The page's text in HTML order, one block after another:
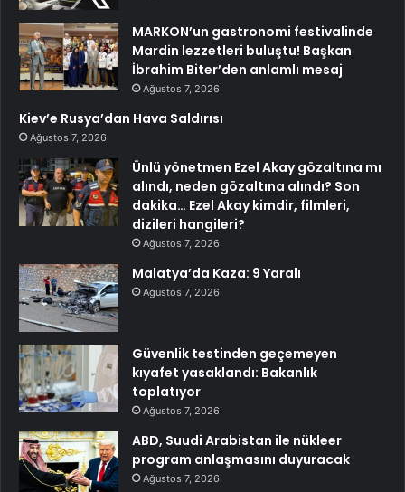
MARKON’un gastronomi festivalinde
Mardin lezzetleri buluştu! Başkan
İbrahim Biter’den anlamlı mesaj
Ağustos 7, 2026
Kiev’e Rusya’dan Hava Saldırısı
Ağustos 7, 2026
Ünlü yönetmen Ezel Akay gözaltına mı
alındı, neden gözaltına alındı? Son
dakika… Ezel Akay kimdir, filmleri,
dizileri hangileri?
Ağustos 7, 2026
Malatya’da Kaza: 9 Yaralı
Ağustos 7, 2026
Güvenlik testinden geçemeyen
kıyafet yasaklandı: Bakanlık
toplatıyor
Ağustos 7, 2026
ABD, Suudi Arabistan ile nükleer
program anlaşmasını duyuracak
Ağustos 7, 2026